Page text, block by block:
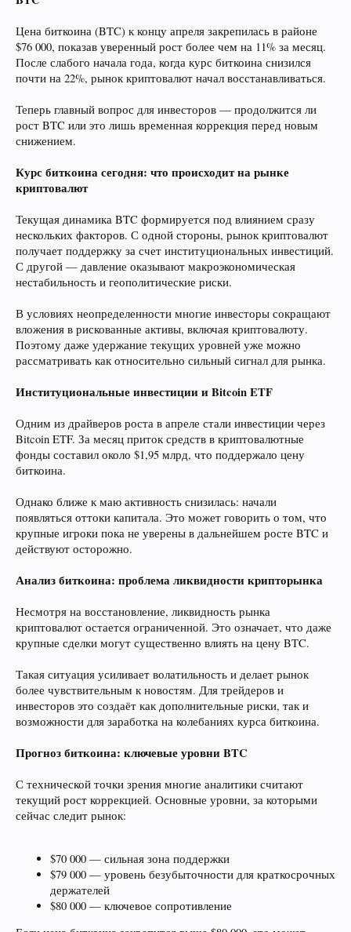
Цена биткоина (BTC) к концу апреля закрепилась в районе
$76 000, показав уверенный рост более чем на 11% за месяц.
После слабого начала года, когда курс биткоина снизился
почти на 22%, рынок криптовалют начал восстанавливаться.
Теперь главный вопрос для инвесторов — продолжится ли
рост BTC или это лишь временная коррекция перед новым
снижением.
Курс биткоина сегодня: что происходит на рынке
криптовалют
Текущая динамика BTC формируется под влиянием сразу
нескольких факторов. С одной стороны, рынок криптовалют
получает поддержку за счет институциональных инвестиций.
С другой — давление оказывают макроэкономическая
нестабильность и геополитические риски.
В условиях неопределенности многие инвесторы сокращают
вложения в рискованные активы, включая криптовалюту.
Поэтому даже удержание текущих уровней уже можно
рассматривать как относительно сильный сигнал для рынка.
Институциональные инвестиции и Bitcoin ETF
Одним из драйверов роста в апреле стали инвестиции через
Bitcoin ETF. За месяц приток средств в криптовалютные
фонды составил около $1,95 млрд, что поддержало цену
биткоина.
Однако ближе к маю активность снизилась: начали
появляться оттоки капитала. Это может говорить о том, что
крупные игроки пока не уверены в дальнейшем росте BTC и
действуют осторожно.
Анализ биткоина: проблема ликвидности крипторынка
Несмотря на восстановление, ликвидность рынка
криптовалют остается ограниченной. Это означает, что даже
крупные сделки могут существенно влиять на цену BTC.
Такая ситуация усиливает волатильность и делает рынок
более чувствительным к новостям. Для трейдеров и
инвесторов это создаёт как дополнительные риски, так и
возможности для заработка на колебаниях курса биткоина.
Прогноз биткоина: ключевые уровни BTC
С технической точки зрения многие аналитики считают
текущий рост коррекцией. Основные уровни, за которыми
сейчас следит рынок:
$70 000 — сильная зона поддержки
$79 000 — уровень безубыточности для краткосрочных
держателей
$80 000 — ключевое сопротивление